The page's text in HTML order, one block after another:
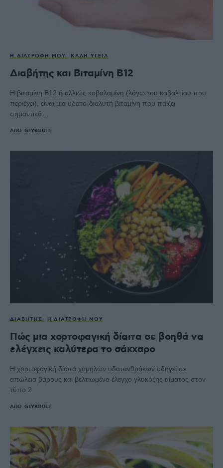
Η ΔΙΑΤΡΟΦΉ ΜΟΥ ΚΑΛΉ ΥΓΕΊΑ
Διαβήτης και Βιταμίνη Β12
Η βιταμίνη Β12 ή αλλιώς κοβαλαμίνη (λόγω του κοβαλτίου που
περιέχει), είναι μια υδατο-διαλυτή βιταμίνη που παίζει
σημαντικό…
ΑΠΌ GLYKOULI
ΔΙΑΒΉΤΗΣ Η ΔΙΑΤΡΟΦΉ ΜΟΥ
Πώς μια χορτοφαγική δίαιτα σε βοηθά να
ελέγχεις καλύτερα το σάκχαρο
Η χορτοφαγική δίαιτα χαμηλών υδατανθράκων οδηγεί σε
απώλεια βάρους και βελτιωμένο έλεγχο γλυκόζης αίματος στον
τύπο 2
ΑΠΌ GLYKOULI